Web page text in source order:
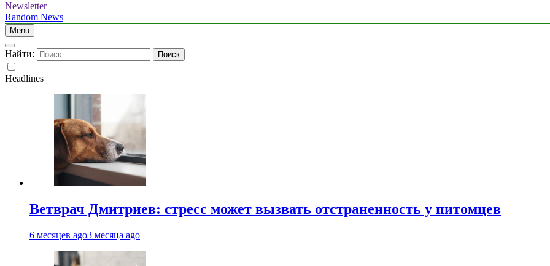
Newsletter
Random News
Menu
Найти:
Headlines
Ветврач Дмитриев: стресс может вызвать отстраненность у питомцев
6 месяцев ago3 месяца ago